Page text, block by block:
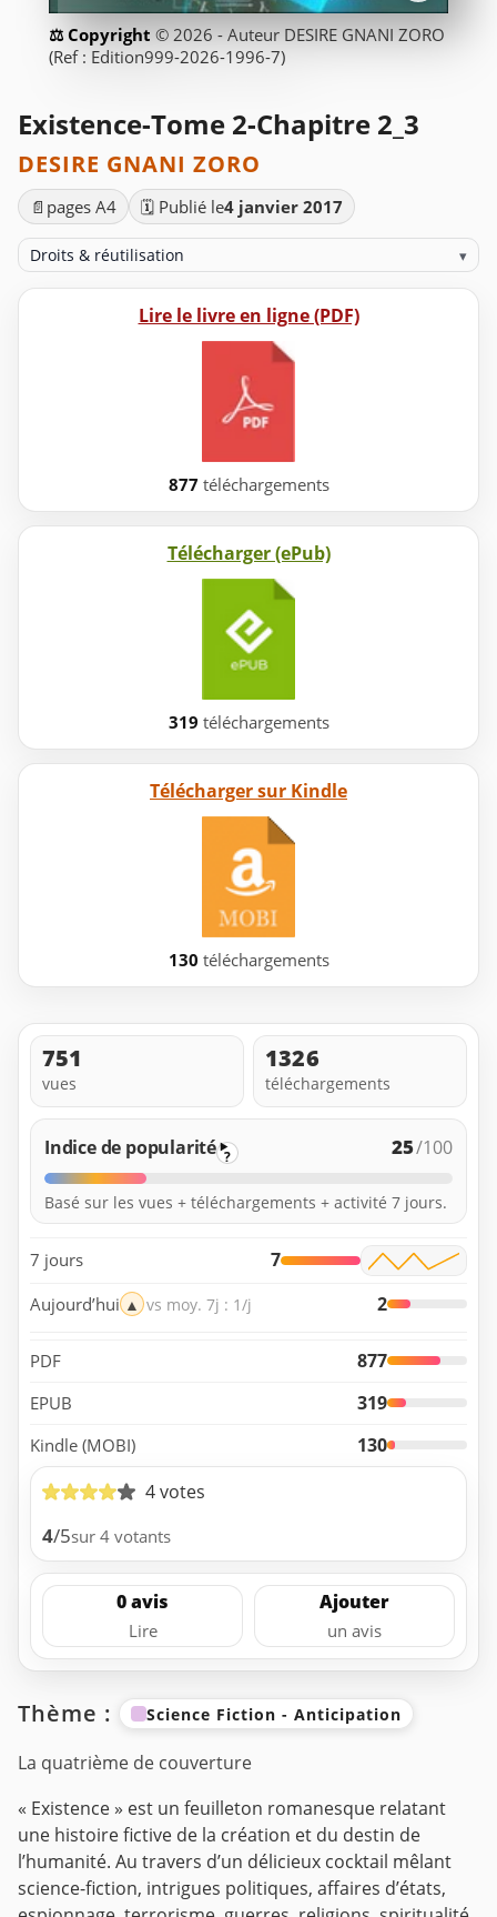
© 2026 - Auteur DESIRE GNANI ZORO
(Ref : Edition999-2026-1996-7)
Existence-Tome 2-Chapitre 2_3
DESIRE GNANI ZORO
📄 pages A4 🗓️ Publié le4 janvier 2017
Droits & réutilisation ▾
Lire le livre en ligne (PDF)
877 téléchargements
Télécharger (ePub)
319 téléchargements
Télécharger sur Kindle
130 téléchargements
751
vues
1326
téléchargements
Indice de popularité ? 25/100
Basé sur les vues + téléchargements + activité 7 jours.
7 jours 7
Aujourd’hui ▲ vs moy. 7j : 1/j 2
PDF 877
EPUB 319
Kindle (MOBI)
130
4 votes
4/5sur 4 votants
0 avis
Lire
Ajouter
un avis
Thème : Science Fiction - Anticipation
La quatrième de couverture
« Existence » est un feuilleton romanesque relatant
une histoire fictive de la création et du destin de
l’humanité. Au travers d’un délicieux cocktail mêlant
science-fiction, intrigues politiques, affaires d’états,